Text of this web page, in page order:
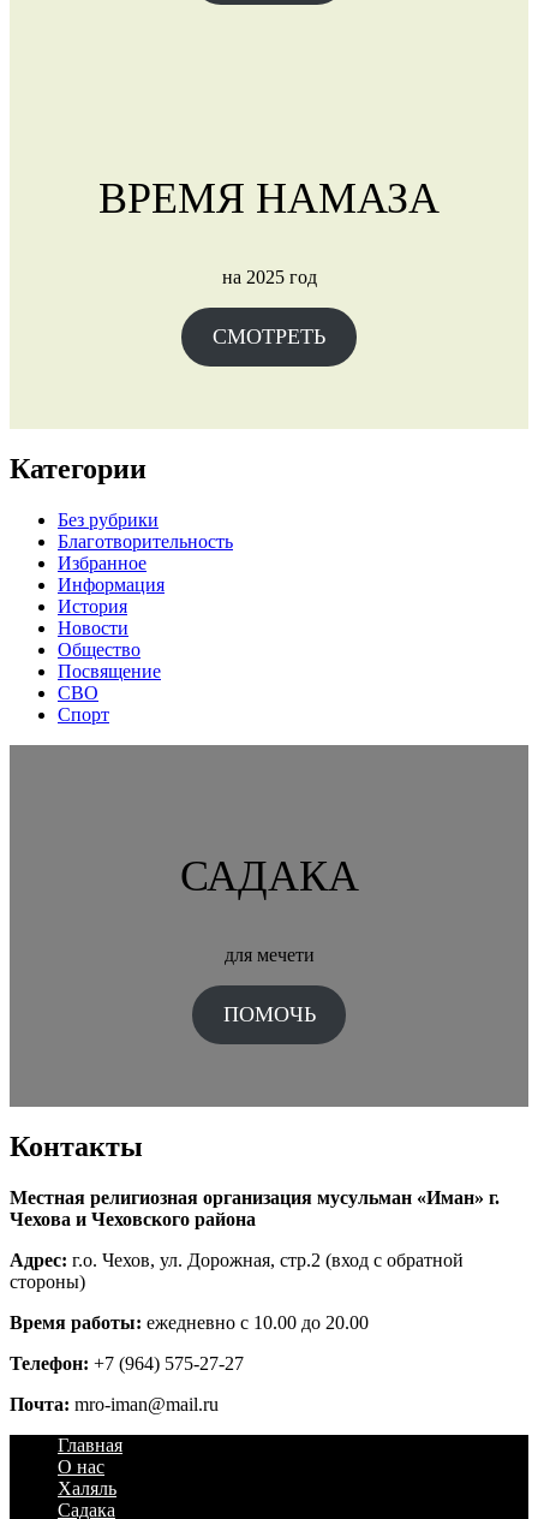
ВРЕМЯ НАМАЗА
на 2025 год
СМОТРЕТЬ
Категории
Без рубрики
Благотворительность
Избранное
Информация
История
Новости
Общество
Посвящение
СВО
Спорт
САДАКА
для мечети
ПОМОЧЬ
Контакты
Местная религиозная организация мусульман «Иман» г.
Чехова и Чеховского района
Адрес: г.о. Чехов, ул. Дорожная, стр.2 (вход с обратной
стороны)
Время работы: ежедневно с 10.00 до 20.00
Телефон: +7 (964) 575-27-27
Почта: mro-iman@mail.ru
Главная
О нас
Халяль
Садака